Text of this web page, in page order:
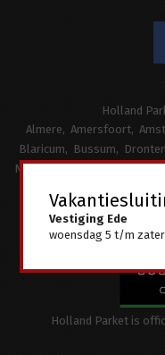
Holland
Almere
Amersfoort
Blaricum
Bussum Dronten
Naarden
Holland Parket is
Vestiging Ede
woensdag 5 t/m